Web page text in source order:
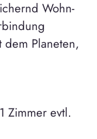
Wohn-
Planeten,
Zimmer evtl.